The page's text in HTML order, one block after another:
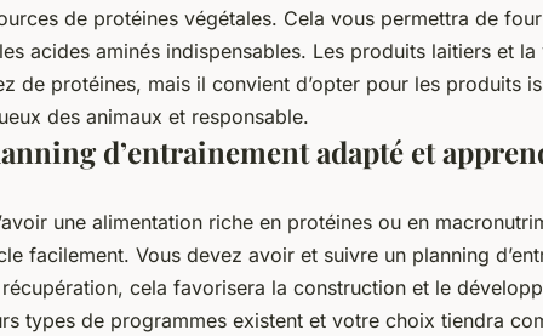
de protéines végétales. Cela vous permettra de
acides aminés indispensables. Les produits laitiers et la
de protéines, mais il convient d’opter pour les produits
des animaux et responsable.
d’entrainement adapté et
une alimentation riche en protéines ou en
facilement. Vous devez avoir et suivre un planning
cela favorisera la construction et le
types de programmes existent et votre choix tiendra